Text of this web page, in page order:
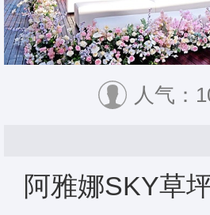
人气：
阿雅娜SKY草